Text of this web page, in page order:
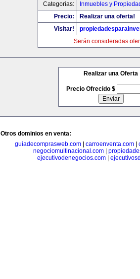
Categorias:
Inmuebles y
Precio:
Realizar una oferta!
Visitar!
Serán consideradas
Realizar una Oferta
Precio Ofrecido $
Otros dominios en venta:
guiadecomprasweb.com
carroenventa.com
negociomultinacional.com
ejecutivodenegocios.com|